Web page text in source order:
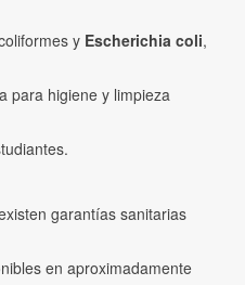
y Escherichia coli,
para higiene y limpieza
garantías sanitarias
en aproximadamente